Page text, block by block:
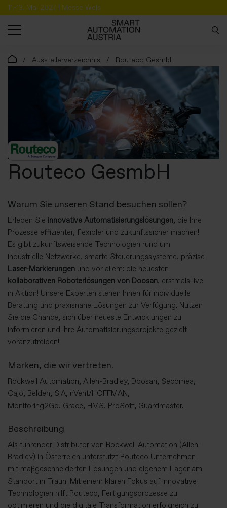
11.-13. Mai 2027 | Messe Wels
Ausstellerverzeichnis Routeco GesmbH
Routeco GesmbH
Warum Sie unseren Stand besuchen sollen?
Erleben Sie innovative Automatisierungslösungen, die Ihre
Prozesse effizienter, flexibler und zukunftssicher machen!
Es gibt zukunftsweisende Technologien rund um
industrielle Netzwerke, smarte Steuerungssysteme, präzise
Laser-Markierungen und vor allem: die neuesten
kollaborativen Roboterlösungen von Doosan, erstmals live
in Aktion! Unsere Experten stehen Ihnen für individuelle
Beratung und praxisnahe Lösungen zur Verfügung. Nutzen
Sie die Chance, sich über neueste Entwicklungen zu
informieren und Ihre Automatisierungsprojekte gezielt
voranzutreiben!
Marken, die wir vertreten.
Rockwell Automation, Allen-Bradley, Doosan, Secomea,
Cajo, Belden, SIA, nVent/HOFFMAN,
Monitoring2Go, Grace, HMS, ProSoft, Guardmaster.
Beschreibung
Als führender Distributor von Rockwell Automation (Allen-
Bradley) in Österreich unterstützt Routeco Unternehmen
mit maßgeschneiderten Lösungen und eigenem Lager am
Standort in Traun. Mit einem klaren Fokus auf innovative
Technologien hilft Routeco, Fertigungsprozesse zu
optimieren und die digitale Transformation erfolgreich zu